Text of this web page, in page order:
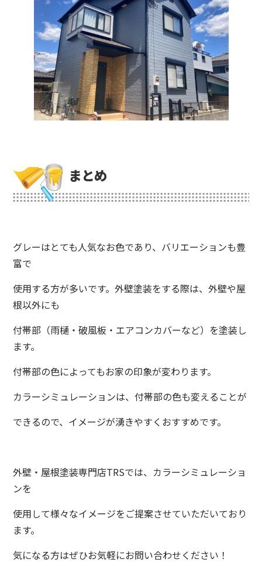
まとめ
グレーはとても人気なお色であり、バリエーションも豊
富で
使用する方が多いです。外壁塗装をする際は、外壁や屋
根以外にも
付帯部（雨樋・破風板・エアコンカバーなど）を塗装し
ます。
付帯部の色によってもお家の印象が変わります。
カラーシミュレーションは、付帯部の色も変えることが
できるので、イメージが湧きやすくおすすめです。
外壁・屋根塗装専門店TRSでは、カラーシミュレーショ
ンを
使用して様々なイメージをご提案させていただいており
ます。
気になる方はぜひお気軽にお問い合わせください！